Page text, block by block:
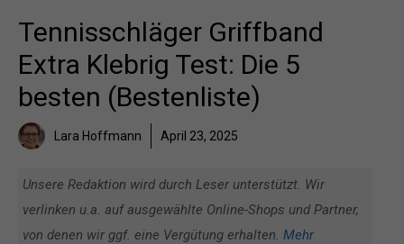
Tennisschläger Griffband
Extra Klebrig Test: Die 5
besten (Bestenliste)
Lara Hoffmann April 23, 2025
Unsere Redaktion wird durch Leser unterstützt. Wir
verlinken u.a. auf ausgewählte Online-Shops und Partner,
von denen wir ggf. eine Vergütung erhalten. Mehr